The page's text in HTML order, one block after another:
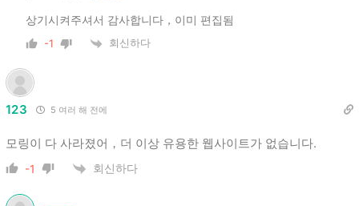
상기시켜주셔서 감사합니다，이미 편집됨
-1 회신하다
123 5 여러 해 전에
모링이 다 사라졌어，더 이상 유용한 웹사이트가 없습니다.
-1 회신하다